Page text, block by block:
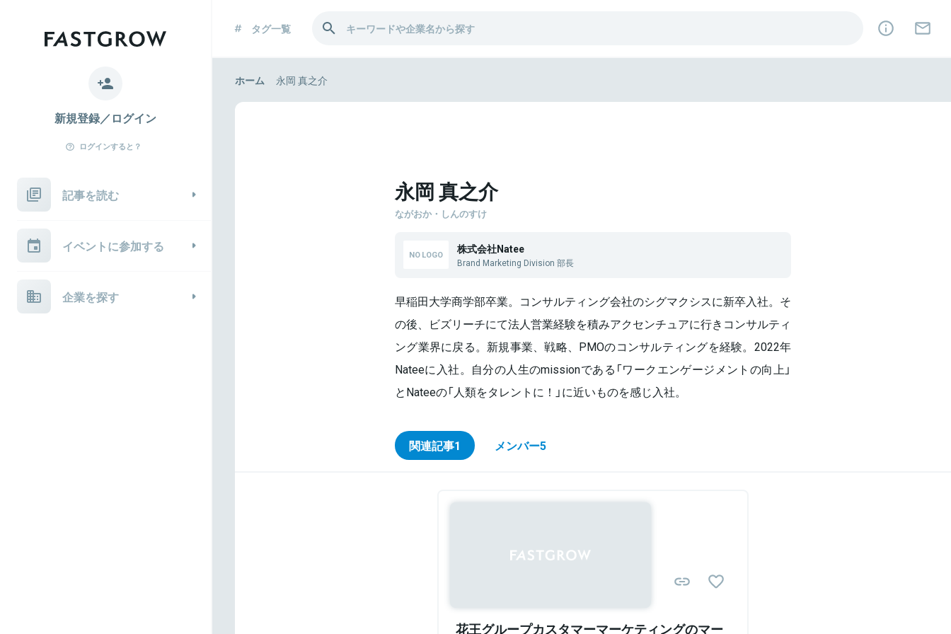
新規登録／ログイン
ログインすると？
記事を読む
イベントに参加する
企業を探す
タグ一覧
ホーム 永岡 真之介
永岡 真之介
ながおか・しんのすけ
株式会社Natee
Brand Marketing Division 部長
早稲田大学商学部卒業。コンサルティング会社のシグマクシスに新卒入社。そ
の後、ビズリーチにて法人営業経験を積みアクセンチュアに行きコンサルティ
ング業界に戻る。新規事業、戦略、PMOのコンサルティングを経験。2022年
Nateeに入社。自分の人生のmissionである「ワークエンゲージメントの向上」
とNateeの「人類をタレントに！」に近いものを感じ入社。
関連記事1 メンバー5
花王グループカスタマーマーケティングのマー